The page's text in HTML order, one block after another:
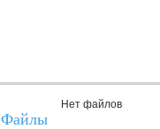
Файлы
Нет файлов